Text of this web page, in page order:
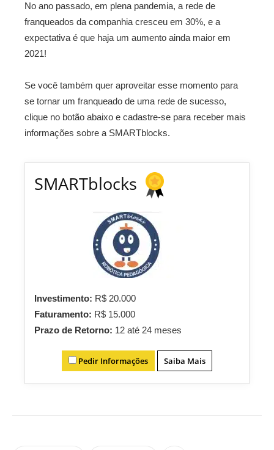
No ano passado, em plena pandemia, a rede de
franqueados da companhia cresceu em 30%, e a
expectativa é que haja um aumento ainda maior em
2021!
Se você também quer aproveitar esse momento para
se tornar um franqueado de uma rede de sucesso,
clique no botão abaixo e cadastre-se para receber mais
informações sobre a SMARTblocks.
SMARTblocks
Investimento: R$ 20.000
Faturamento: R$ 15.000
Prazo de Retorno: 12 até 24 meses
Pedir Informações Saiba Mais